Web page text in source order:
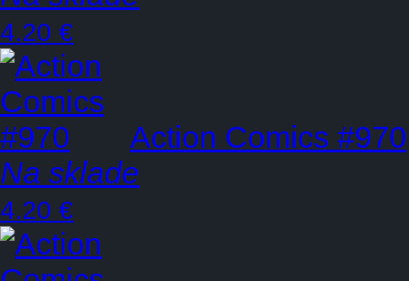
4.20 €
Action Comics #970
Na sklade
4.20 €